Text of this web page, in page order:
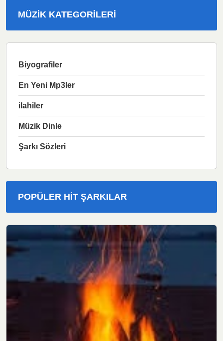
MÜZIK KATEGORILERI
Biyografiler
En Yeni Mp3ler
ilahiler
Müzik Dinle
Şarkı Sözleri
POPÜLER HIT ŞARKILAR